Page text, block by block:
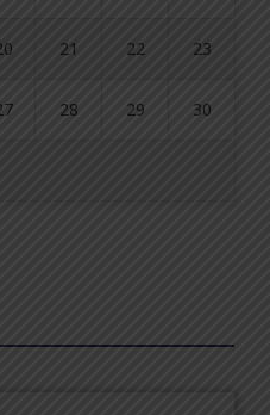
21 22 23
28 29 30